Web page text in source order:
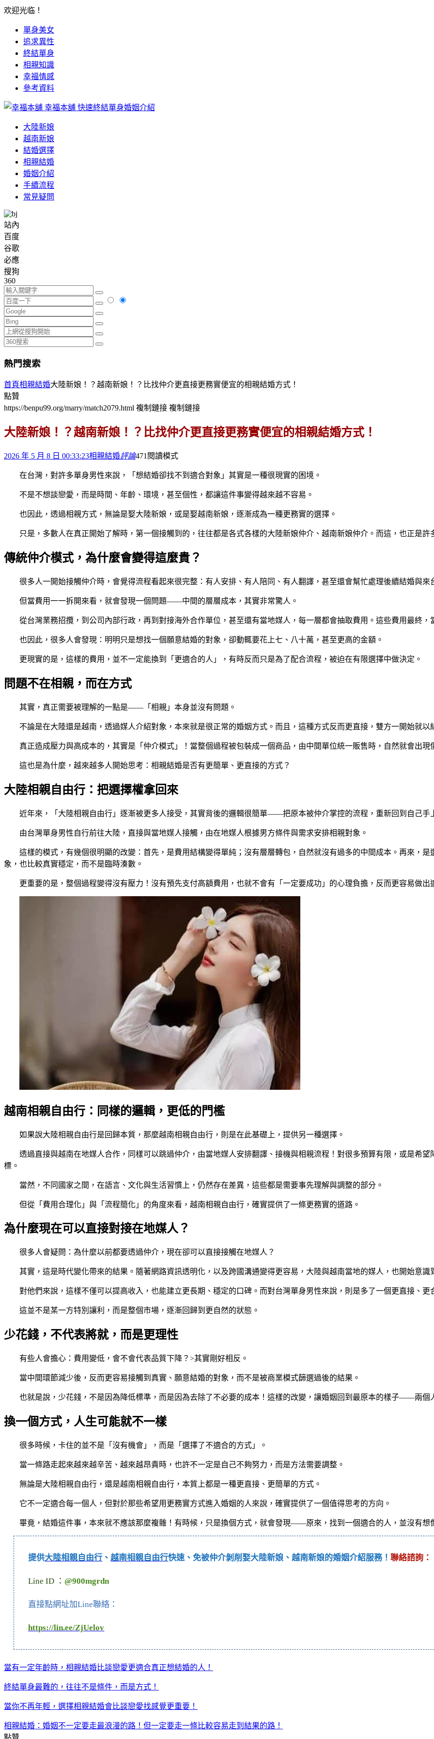
欢迎光临！
單身美女
追求異性
終結單身
相親知識
幸福情感
參考資料
幸福本舖 快速終結單身婚姻介紹
大陸新娘
越南新娘
結婚選擇
相親結婚
婚姻介紹
手續流程
常見疑問
站內
百度
谷歌
必應
搜狗
360
熱門搜索
首頁相親結婚大陸新娘！？越南新娘！？比找仲介更直接更務實便宜的相親結婚方式！
點贊
https://benpu99.org/marry/match2079.html 複制鏈接 複制鏈接
大陸新娘！？越南新娘！？比找仲介更直接更務實便宜的相親結婚方式！
2026 年 5 月 8 日 00:33:23相親結婚評論471 閱讀模式
在台灣，對許多單身男性來說，「想結婚卻找不到適合對象」其實是一種很現實的困境。
不是不想談戀愛，而是時間、年齡、環境，甚至個性，都讓這件事變得越來越不容易。
也因此，透過相親方式，無論是娶大陸新娘，或是娶越南新娘，逐漸成為一種更務實的選擇。
只是，多數人在真正開始了解時，第一個接觸到的，往往都是各式各樣的大陸新娘仲介、越南新娘仲介。而這，也正是
傳統仲介模式，為什麼會變得這麼貴？
很多人一開始接觸仲介時，會覺得流程看起來很完整：有人安排、有人陪同、有人翻譯，甚至還會幫忙處理後續結婚與來
但當費用一一拆開來看，就會發現一個問題——中間的層層成本，其實非常驚人。
從台灣業務招攬，到公司內部行政，再到對接海外合作單位，甚至還有當地媒人，每一層都會抽取費用。這些費用最終，
也因此，很多人會發現：明明只是想找一個願意結婚的對象，卻動輒要花上七、八十萬，甚至更高的金額。
更現實的是，這樣的費用，並不一定能換到「更適合的人」，有時反而只是為了配合流程，被迫在有限選擇中做決定。
問題不在相親，而在方式
其實，真正需要被理解的一點是——「相親」本身並沒有問題。
不論是在大陸還是越南，透過媒人介紹對象，本來就是很正常的婚姻方式。而且，這種方式反而更直接，雙方一開始就以
真正造成壓力與高成本的，其實是「仲介模式」！當整個過程被包裝成一個商品，由中間單位統一販售時，自然就會出現
這也是為什麼，越來越多人開始思考：相親結婚是否有更簡單、更直接的方式？
大陸相親自由行：把選擇權拿回來
近年來，「大陸相親自由行」逐漸被更多人接受，其實背後的邏輯很簡單——把原本被仲介掌控的流程，重新回到自己手
由台灣單身男性自行前往大陸，直接與當地媒人接觸，由在地媒人根據男方條件與需求安排相親對象。
這樣的模式，有幾個很明顯的改變：首先，是費用結構變得單純；沒有層層轉包，自然就沒有過多的中間成本。再來，
象，也比較真實穩定，而不是臨時湊數。
更重要的是，整個過程變得沒有壓力！沒有預先支付高額費用，也就不會有「一定要成功」的心理負擔，反而更容易做出
越南相親自由行：同樣的邏輯，更低的門檻
如果說大陸相親自由行是回歸本質，那麼越南相親自由行，則是在此基礎上，提供另一種選擇。
透過直接與越南在地媒人合作，同樣可以跳過仲介，由當地媒人安排翻譯、接機與相親流程！對很多預算有限，或是希
標。
當然，不同國家之間，在語言、文化與生活習慣上，仍然存在差異，這些都是需要事先理解與調整的部分。
但從「費用合理化」與「流程簡化」的角度來看，越南相親自由行，確實提供了一條更務實的道路。
為什麼現在可以直接對接在地媒人？
很多人會疑問：為什麼以前都要透過仲介，現在卻可以直接接觸在地媒人？
其實，這是時代變化帶來的結果。隨著網路資訊透明化，以及跨國溝通變得更容易，大陸與越南當地的媒人，也開始意
對他們來說，這樣不僅可以提高收入，也能建立更長期、穩定的口碑。而對台灣單身男性來說，則是多了一個更直接、更
這並不是某一方特別讓利，而是整個市場，逐漸回歸到更自然的狀態。
少花錢，不代表將就，而是更理性
有些人會擔心：費用變低，會不會代表品質下降？>其實剛好相反。
當中間環節減少後，反而更容易接觸到真實、願意結婚的對象，而不是被商業模式篩選過後的結果。
也就是說，少花錢，不是因為降低標準，而是因為去除了不必要的成本！這樣的改變，讓婚姻回到最原本的樣子——兩個
換一個方式，人生可能就不一樣
很多時候，卡住的並不是「沒有機會」，而是「選擇了不適合的方式」。
當一條路走起來越來越辛苦、越來越昂貴時，也許不一定是自己不夠努力，而是方法需要調整。
無論是大陸相親自由行，還是越南相親自由行，本質上都是一種更直接、更簡單的方式。
它不一定適合每一個人，但對於那些希望用更務實方式進入婚姻的人來說，確實提供了一個值得思考的方向。
畢竟，結婚這件事，本來就不應該那麼複雜！有時候，只是換個方式，就會發現——原來，找到一個適合的人，並沒有想
提供大陸相親自由行 、越南相親自由行快速、免被仲介剝削娶大陸新娘、越南新娘的婚姻介紹服務！聯絡諮詢：
Line ID ： @900mgrdn
直接點網址加Line聯絡：
https://lin.ee/ZjUelov
當有一定年齡時，相親結婚比談戀愛更適合真正想結婚的人！
終結單身最難的，往往不是條件，而是方式！
當你不再年輕，選擇相親結婚會比談戀愛找感覺更重要！
相親結婚：婚姻不一定要走最浪漫的路！但一定要走一條比較容易走到結果的路！
點贊